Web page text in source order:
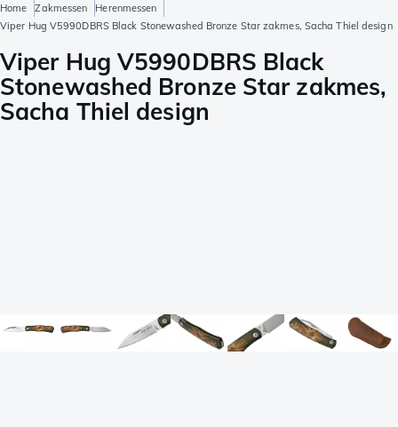
Home Zakmessen
Herenmessen
Viper Hug V5990DBRS Black Stonewashed Bronze Star zakmes, Sacha Thiel design
Viper Hug V5990DBRS Black
Stonewashed Bronze Star zakmes,
Sacha Thiel design